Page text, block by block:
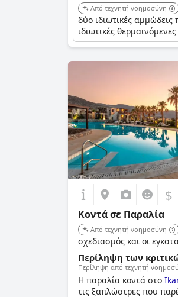
Από τεχνητή νοημοσύνη
δύο ιδιωτικές
ιδιωτικές
$
Κοντά σε Παραλία
Από τεχνητή νοημοσύνη
σχεδιασμός και οι
Περίληψη των
Περίληψη από τεχνητή
Η παραλία κοντά στο
τις ξαπλώστρες που